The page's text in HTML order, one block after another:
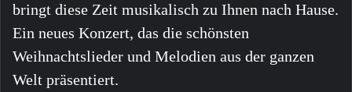
bringt diese Zeit musikalisch zu Ihnen nach Hause.
Ein neues Konzert, das die schönsten
Weihnachtslieder und Melodien aus der ganzen
Welt präsentiert.